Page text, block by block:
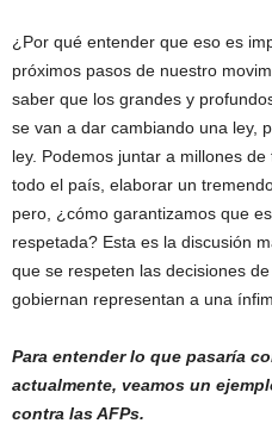
¿Por qué entender que eso es
próximos pasos de nuestro
saber que los grandes y
se van a dar cambiando una ley,
ley. Podemos juntar a millones
todo el país, elaborar un
pero, ¿cómo garantizamos que
respetada? Esta es la discusión
que se respeten las decisiones
gobiernan representan a una
Para entender lo que pasaría
actualmente, veamos un
contra las AFPs.